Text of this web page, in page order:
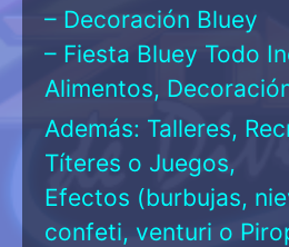
– Decoración Bluey
– Fiesta Bluey Todo
Alimentos,
Además: Talleres,
Títeres o Juegos,
Efectos (burbujas,
confeti, venturi o